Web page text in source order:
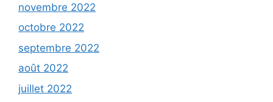
novembre 2022
octobre 2022
septembre 2022
août 2022
juillet 2022